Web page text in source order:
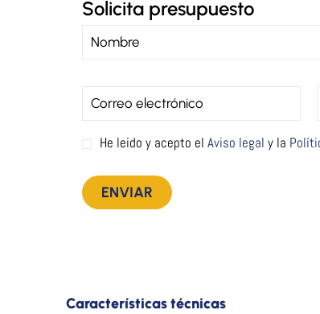
Solicita presupuesto
He leido y acepto el Aviso legal y la
Características técnicas